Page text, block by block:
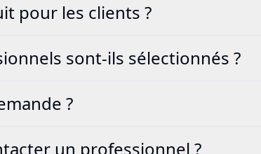
pour les clients ?
sont-ils sélectionnés ?
?
un professionnel ?